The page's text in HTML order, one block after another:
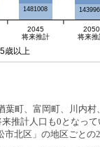
1481008
2045
将来推計
2050
将来推
歳以上
町、富岡町、川内
計人口も0となって
北区」の地区ごとの